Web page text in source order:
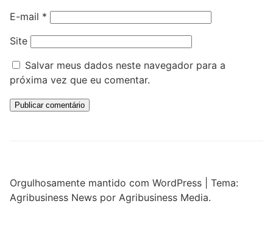
E-mail *
Site
Salvar meus dados neste navegador para a
próxima vez que eu comentar.
Orgulhosamente mantido com WordPress
Tema:
Agribusiness News por Agribusiness Media.